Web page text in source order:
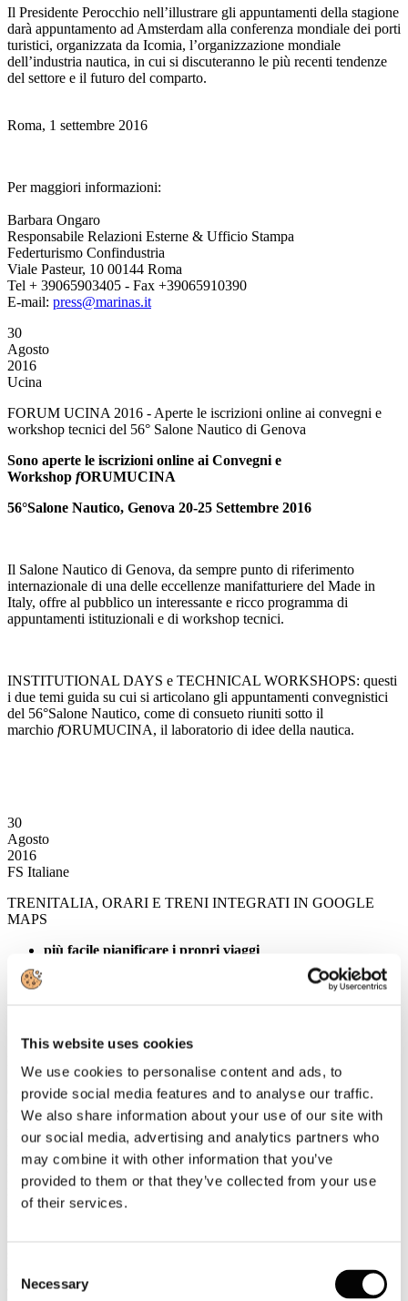
This website uses cookies
We use cookies to personalise content and ads, to
provide social media features and to analyse our traffic.
We also share information about your use of our site with
our social media, advertising and analytics partners who
may combine it with other information that you’ve
provided to them or that they’ve collected from your use
of their services.
Selection
Necessary
Il Presidente Perocchio nell’illustrare gli appuntamenti della stagione
darà appuntamento ad Amsterdam alla conferenza mondiale dei porti
turistici, organizzata da Icomia, l’organizzazione mondiale
dell’industria nautica, in cui si discuteranno le più recenti tendenze
del settore e il futuro del comparto.
Roma, 1 settembre 2016
Per maggiori informazioni:
Barbara Ongaro
Responsabile Relazioni Esterne & Ufficio Stampa
Federturismo Confindustria
Viale Pasteur, 10 00144 Roma
Tel + 39065903405 - Fax +39065910390
E-mail: press@marinas.it
30
Agosto
2016
Ucina
FORUM UCINA 2016 - Aperte le iscrizioni online ai convegni e
workshop tecnici del 56° Salone Nautico di Genova
Sono aperte le iscrizioni online ai Convegni e
Workshop fORUMUCINA
56°Salone Nautico, Genova 20-25 Settembre 2016
Il Salone Nautico di Genova, da sempre punto di riferimento
internazionale di una delle eccellenze manifatturiere del Made in
Italy, offre al pubblico un interessante e ricco programma di
appuntamenti istituzionali e di workshop tecnici.
INSTITUTIONAL DAYS e TECHNICAL WORKSHOPS: questi
i due temi guida su cui si articolano gli appuntamenti convegnistici
del 56°Salone Nautico, come di consueto riuniti sotto il
marchio fORUMUCINA, il laboratorio di idee della nautica.
30
Agosto
2016
FS Italiane
TRENITALIA, ORARI E TRENI INTEGRATI IN GOOGLE
MAPS
più facile pianificare i propri viaggi
funzionalità Google Maps da pc e dispositivi mobili
infomobilità integrata fra offerta Trenitalia e trasporti
Organizzare il viaggio in base alle proprie esigenze è diventato
ancora più semplice. Trenitalia insieme a Google porta le
informazioni sulle proprie tratte e orari direttamente su Google
Maps, grazie a Google Transit, la funzione che permette di
pianificare al meglio i propri viaggi, scegliendo i più opportuni
percorsi fino ad arrivare alle fermate dei mezzi di trasporto pubblico
nelle aree urbane.
il punto di partenza e di arrivo desiderati e su Google Maps
appariranno, oltre alle indicazioni stradali, anche le icone delle